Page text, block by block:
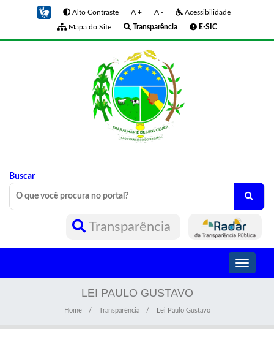
Alto Contraste A + A -
Acessibilidade
Mapa do Site
Transparência E-SIC
Buscar
Transparência
Toggle
LEI PAULO GUSTAVO
Home Transparência Lei Paulo Gustavo